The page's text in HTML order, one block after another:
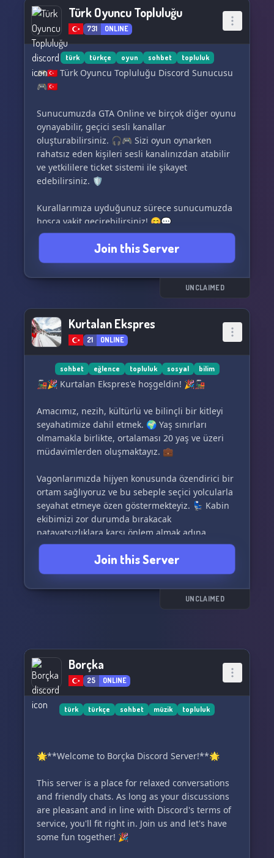
Türk Oyuncu Topluluğu
731 ONLINE
türk türkçe oyun sohbet topluluk
🎮🇹🇷 Türk Oyuncu Topluluğu Discord Sunucusu
🎮🇹🇷
Sunucumuzda GTA Online ve birçok diğer oyunu
oynayabilir, geçici sesli kanallar
oluşturabilirsiniz. 🎧🎮 Sizi oyun oynarken
rahatsız eden kişileri sesli kanalınızdan atabilir
ve yetkililere ticket sistemi ile şikayet
edebilirsiniz. 🛡️
Kurallarımıza uyduğunuz sürece sunucumuzda
hoşça vakit geçirebilirsiniz! 😊💬
🔗 Discord Sunucusuna Davet:
discord.gg/tbFK6Ks
🔗 Contro Bot: top.gg/bot/783064615012663326
🔗 Bilim, Teknoloji ve Mühendislik Discord
Sunucusu: discord.gg/N5xKxkd26J
Join this Server
UNCLAIMED
Kurtalan Ekspres
21 ONLINE
sohbet eğlence topluluk sosyal bilim
🚂🎉 Kurtalan Ekspres'e hoşgeldin! 🎉🚂
Amacımız, nezih, kültürlü ve bilinçli bir kitleyi
seyahatimize dahil etmek. 🌍 Yaş sınırları
olmamakla birlikte, ortalaması 20 yaş ve üzeri
müdavimlerden oluşmaktayız. 💼
Vagonlarımızda hijyen konusunda özendirici bir
ortam sağlıyoruz ve bu sebeple seçici yolcularla
seyahat etmeye özen göstermekteyiz. 💺 Kabin
ekibimizi zor durumda bırakacak
patavatsızlıklara karşı önlem almak adına,
trenimize binmeden önce kendinizi tanıtmanızı
rica edeceğiz. 🙏
Vagonlar arasında seyahat ederken diğer
yolcularla sosyalleşebilir ve bir sonraki rotanızı
Join this Server
UNCLAIMED
Borçka
25 ONLINE
türk türkçe sohbet müzik topluluk
🌟**Welcome to Borçka Discord Server!**🌟
This server is a place for relaxed conversations
and friendly chats. As long as your discussions
are pleasant and in line with Discord's terms of
service, you'll fit right in. Join us and let's have
some fun together! 🎉